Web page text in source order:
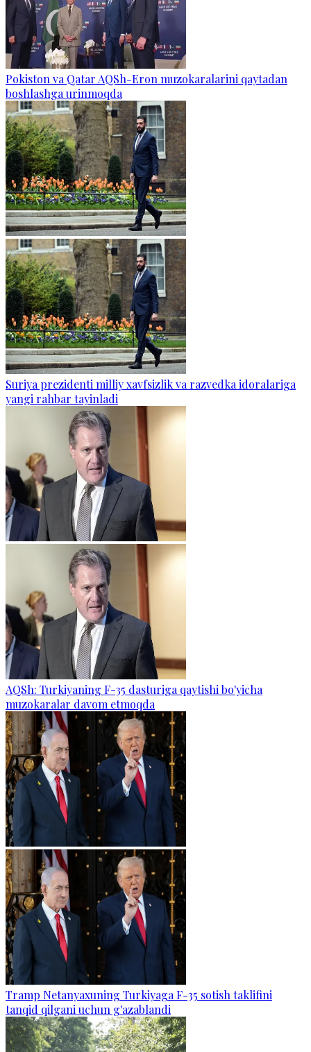
Pokiston va Qatar AQSh-Eron muzokaralarini qaytadan
boshlashga urinmoqda
Suriya prezidenti milliy xavfsizlik va razvedka idoralariga
yangi rahbar tayinladi
AQSh: Turkiyaning F-35 dasturiga qaytishi bo'yicha
muzokaralar davom etmoqda
Tramp Netanyaxuning Turkiyaga F-35 sotish taklifini
tanqid qilgani uchun g'azablandi